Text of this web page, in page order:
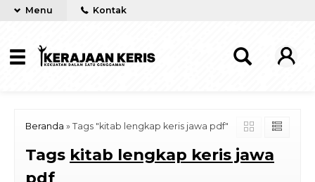
Menu Kontak
Beranda » Tags "kitab lengkap keris jawa pdf"
Tags kitab lengkap keris jawa
pdf